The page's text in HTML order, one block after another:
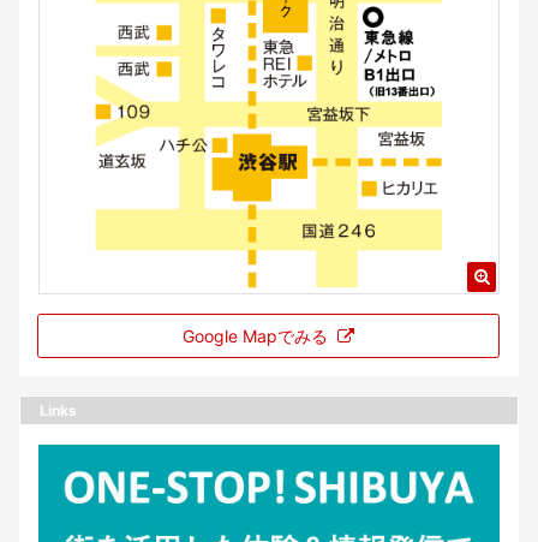
Google Mapでみる
Links